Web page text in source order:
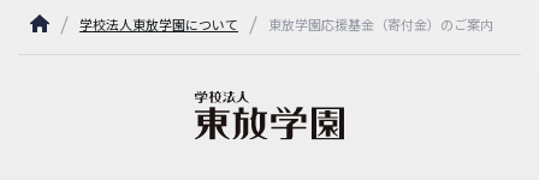
学校法人東放学園について 東放学園応援基金（寄付金）のご案内